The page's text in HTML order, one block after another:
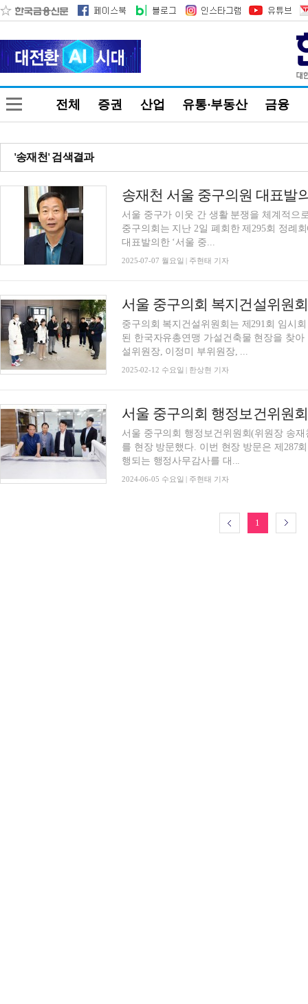
전체 증권 산업 유통·부동산 금융
'송재천' 검색결과
송재천 서울 중구의원 대표발
서울 중구가 이웃 간 생활 분쟁을 체계적으
중구의회는 지난 2일 폐회한 제295회 정례
대표발의한 ‘서울 중...
2025-07-07 월요일 | 주현태 기자
서울 중구의회 복지건설위원
중구의회 복지건설위원회는 제291회 임시
된 한국자유총연맹 가설건축물 현장을 찾
설위원장, 이정미 부위원장, ...
2025-02-12 수요일 | 한상현 기자
서울 중구의회 행정보건위원
서울 중구의회 행정보건위원회(위원장 송
를 현장 방문했다. 이번 현장 방문은 제287회 제1차 정례회 기간인 6월 13일부터 21일까지 진
행되는 행정사무감사를 대...
2024-06-05 수요일 | 주현태 기자
1